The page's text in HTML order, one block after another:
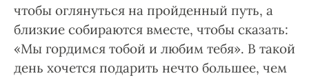
чтобы оглянуться на пройденный путь, а
близкие собираются вместе, чтобы сказать:
«Мы гордимся тобой и любим тебя». В такой
день хочется подарить нечто большее, чем